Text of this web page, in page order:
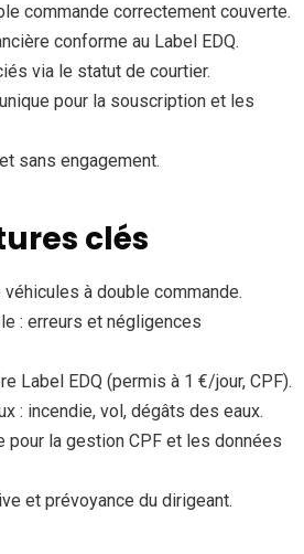
commande correctement couverte.
conforme au Label EDQ.
via le statut de courtier.
pour la souscription et les
sans engagement.
clés
à double commande.
: erreurs et négligences
Label EDQ (permis à 1 €/jour, CPF).
: incendie, vol, dégâts des eaux.
pour la gestion CPF et les données
et prévoyance du dirigeant.